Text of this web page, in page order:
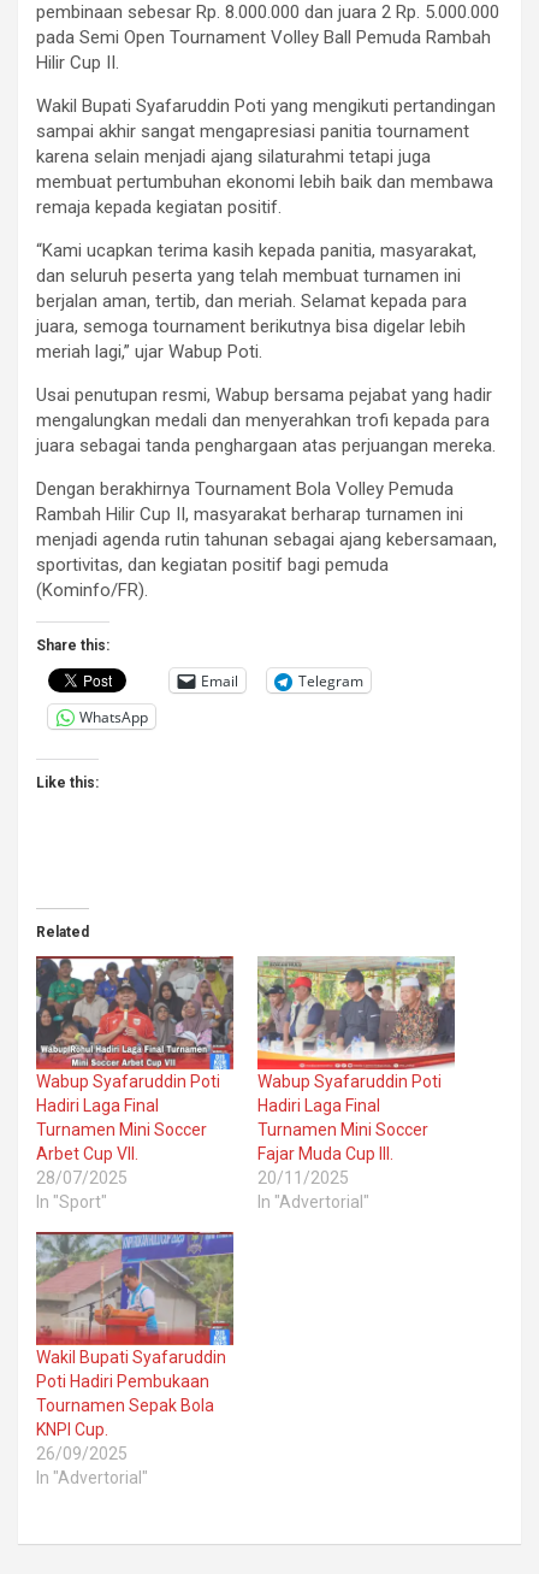
pembinaan sebesar Rp. 8.000.000 dan juara 2 Rp. 5.000.000
pada Semi Open Tournament Volley Ball Pemuda Rambah
Hilir Cup II.
Wakil Bupati Syafaruddin Poti yang mengikuti pertandingan
sampai akhir sangat mengapresiasi panitia tournament
karena selain menjadi ajang silaturahmi tetapi juga
membuat pertumbuhan ekonomi lebih baik dan membawa
remaja kepada kegiatan positif.
“Kami ucapkan terima kasih kepada panitia, masyarakat,
dan seluruh peserta yang telah membuat turnamen ini
berjalan aman, tertib, dan meriah. Selamat kepada para
juara, semoga tournament berikutnya bisa digelar lebih
meriah lagi,” ujar Wabup Poti.
Usai penutupan resmi, Wabup bersama pejabat yang hadir
mengalungkan medali dan menyerahkan trofi kepada para
juara sebagai tanda penghargaan atas perjuangan mereka.
Dengan berakhirnya Tournament Bola Volley Pemuda
Rambah Hilir Cup II, masyarakat berharap turnamen ini
menjadi agenda rutin tahunan sebagai ajang kebersamaan,
sportivitas, dan kegiatan positif bagi pemuda
(Kominfo/FR).
Share this:
Email
Telegram
WhatsApp
Like this:
Related
Wabup Syafaruddin Poti
Hadiri Laga Final
Turnamen Mini Soccer
Arbet Cup VII.
28/07/2025
In "Sport"
Wabup Syafaruddin Poti
Hadiri Laga Final
Turnamen Mini Soccer
Fajar Muda Cup III.
20/11/2025
In "Advertorial"
Wakil Bupati Syafaruddin
Poti Hadiri Pembukaan
Tournamen Sepak Bola
KNPI Cup.
26/09/2025
In "Advertorial"